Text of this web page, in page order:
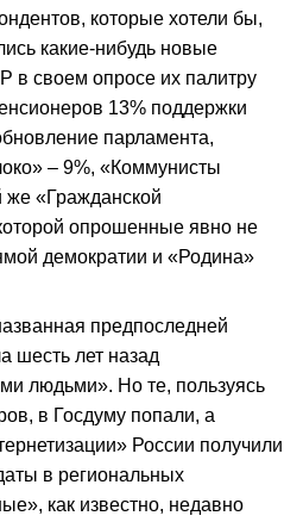
которые хотели бы,
какие-нибудь новые
своем опросе их палитру
13% поддержки
парламента,
– 9%, «Коммунисты
же «Гражданской
опрошенные явно не
демократии и «Родина»
предпоследней
шесть лет назад
людьми». Но те, пользуясь
в Госдуму попали, а
России получили
в региональных
как известно, недавно